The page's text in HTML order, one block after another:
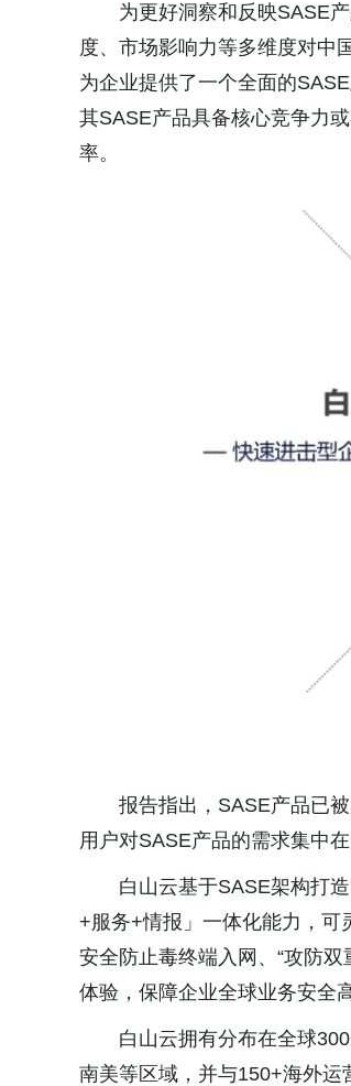
为更好洞察和反映SASE
度、市场影响力等多维度对中
为企业提供了一个全面的
其SASE产品具备核心竞争力
率。
报告指出，SASE产品已
用户对SASE产品的需求集中
白山云基于SASE架构打
+服务+情报」一体化能力，可
安全防止毒终端入网、“攻防
体验，保障企业全球业务安全
白山云拥有分布在全球
南美等区域，并与150+海外